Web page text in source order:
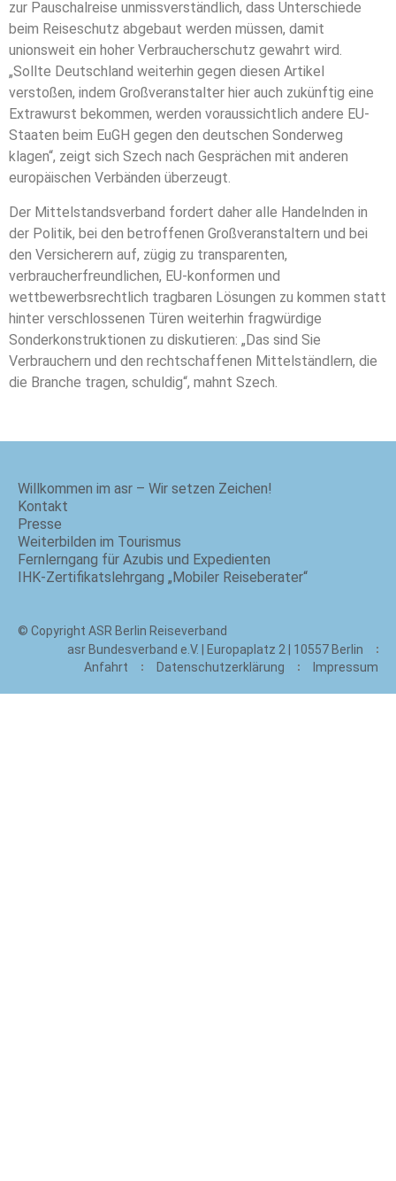
zur Pauschalreise unmissverständlich, dass Unterschiede
beim Reiseschutz abgebaut werden müssen, damit
unionsweit ein hoher Verbraucherschutz gewahrt wird.
„Sollte Deutschland weiterhin gegen diesen Artikel
verstoßen, indem Großveranstalter hier auch zukünftig eine
Extrawurst bekommen, werden voraussichtlich andere EU-
Staaten beim EuGH gegen den deutschen Sonderweg
klagen“, zeigt sich Szech nach Gesprächen mit anderen
europäischen Verbänden überzeugt.
Der Mittelstandsverband fordert daher alle Handelnden in
der Politik, bei den betroffenen Großveranstaltern und bei
den Versicherern auf, zügig zu transparenten,
verbraucherfreundlichen, EU-konformen und
wettbewerbsrechtlich tragbaren Lösungen zu kommen statt
hinter verschlossenen Türen weiterhin fragwürdige
Sonderkonstruktionen zu diskutieren: „Das sind Sie
Verbrauchern und den rechtschaffenen Mittelständlern, die
die Branche tragen, schuldig“, mahnt Szech.
Willkommen im asr – Wir setzen Zeichen!
Kontakt
Presse
Weiterbilden im Tourismus
Fernlerngang für Azubis und Expedienten
IHK-Zertifikatslehrgang „Mobiler Reiseberater“
© Copyright ASR Berlin Reiseverband
asr Bundesverband e.V. | Europaplatz 2 | 10557 Berlin
Anfahrt
Datenschutzerklärung Impressum